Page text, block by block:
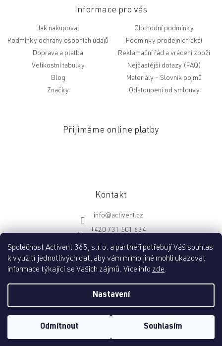
Společnost Activent 365, s.r.o. a partneři potřebují Váš souhlas
k využití jednotlivých dat, aby vám mimo jiné mohli ukazovat
informace týkající se Vašich zájmů. Více info zde.
Nastavení
Odmítnout Souhlasím
Informace pro vás
Jak nakupovat
Obchodní podmínky
Podmínky ochrany osobních údajů
Podmínky prodejních akcí
Doprava a platba
Reklamační řád a vrácení zboží
Velikostní tabulky
Nejčastější dotazy (FAQ)
Blog
Slovník pojmů
Značky
Odstoupení od smlouvy
Přijímáme online platby
Kontakt
info@activent.cz
+420 731 501 634
http://fb.com/activentcz
. Všechna práva vyhrazena.